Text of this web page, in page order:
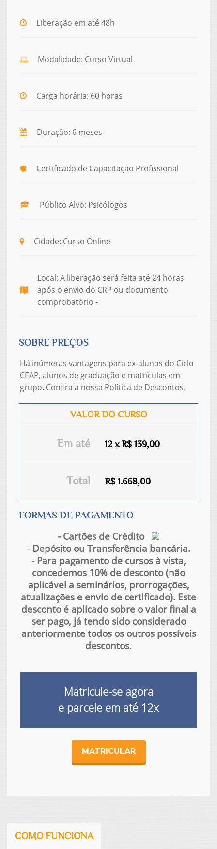
Liberação em até 48h
Modalidade: Curso Virtual
Carga horária: 60 horas
Duração: 6 meses
Certificado de Capacitação Profissional
Público Alvo: Psicólogos
Cidade: Curso Online
Local: A liberação será feita até 24 horas
após o envio do CRP ou documento
comprobatório -
SOBRE PREÇOS
Há inúmeras vantagens para ex-alunos do Ciclo
CEAP, alunos de graduação e matrículas em
grupo. Confira a nossa Política de Descontos.
VALOR DO CURSO
Em até 12 x R$ 139,00
Total R$ 1.668,00
FORMAS DE PAGAMENTO
- Cartões de Crédito
- Depósito ou Transferência bancária.
- Para pagamento de cursos à vista,
concedemos 10% de desconto (não
aplicável a seminários, prorrogações,
atualizações e envio de certificado). Este
desconto é aplicado sobre o valor final a
ser pago, já tendo sido considerado
anteriormente todos os outros possíveis
descontos.
Matricule-se agora
e parcele em até 12x
MATRICULAR
COMO FUNCIONA